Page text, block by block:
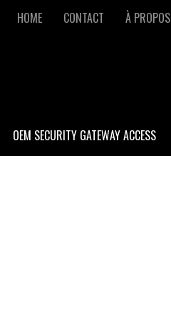
Secondary
HOME CONTACT À PROPOS
OEM SECURITY GATEWAY ACCESS